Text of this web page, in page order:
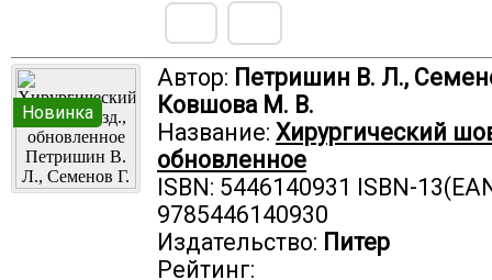
Новинка
Автор: Петришин В. Л.,
Ковшова М. В.
Название: Хирургический
обновленное
ISBN: 5446140931 ISBN-
9785446140930
Издательство: Питер
Рейтинг: